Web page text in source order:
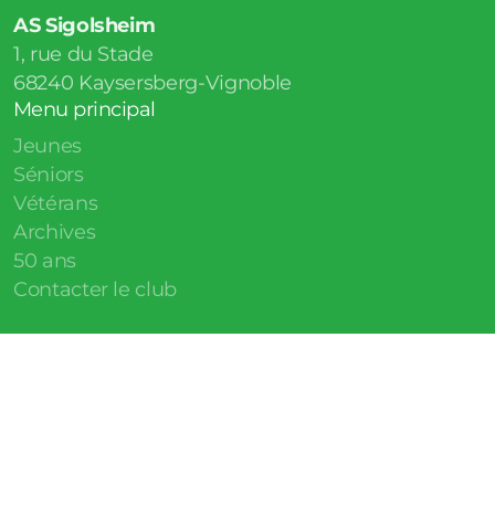
AS Sigolsheim
1, rue du Stade
68240 Kaysersberg-Vignoble
Menu principal
Jeunes
Séniors
Vétérans
Archives
50 ans
Contacter le club